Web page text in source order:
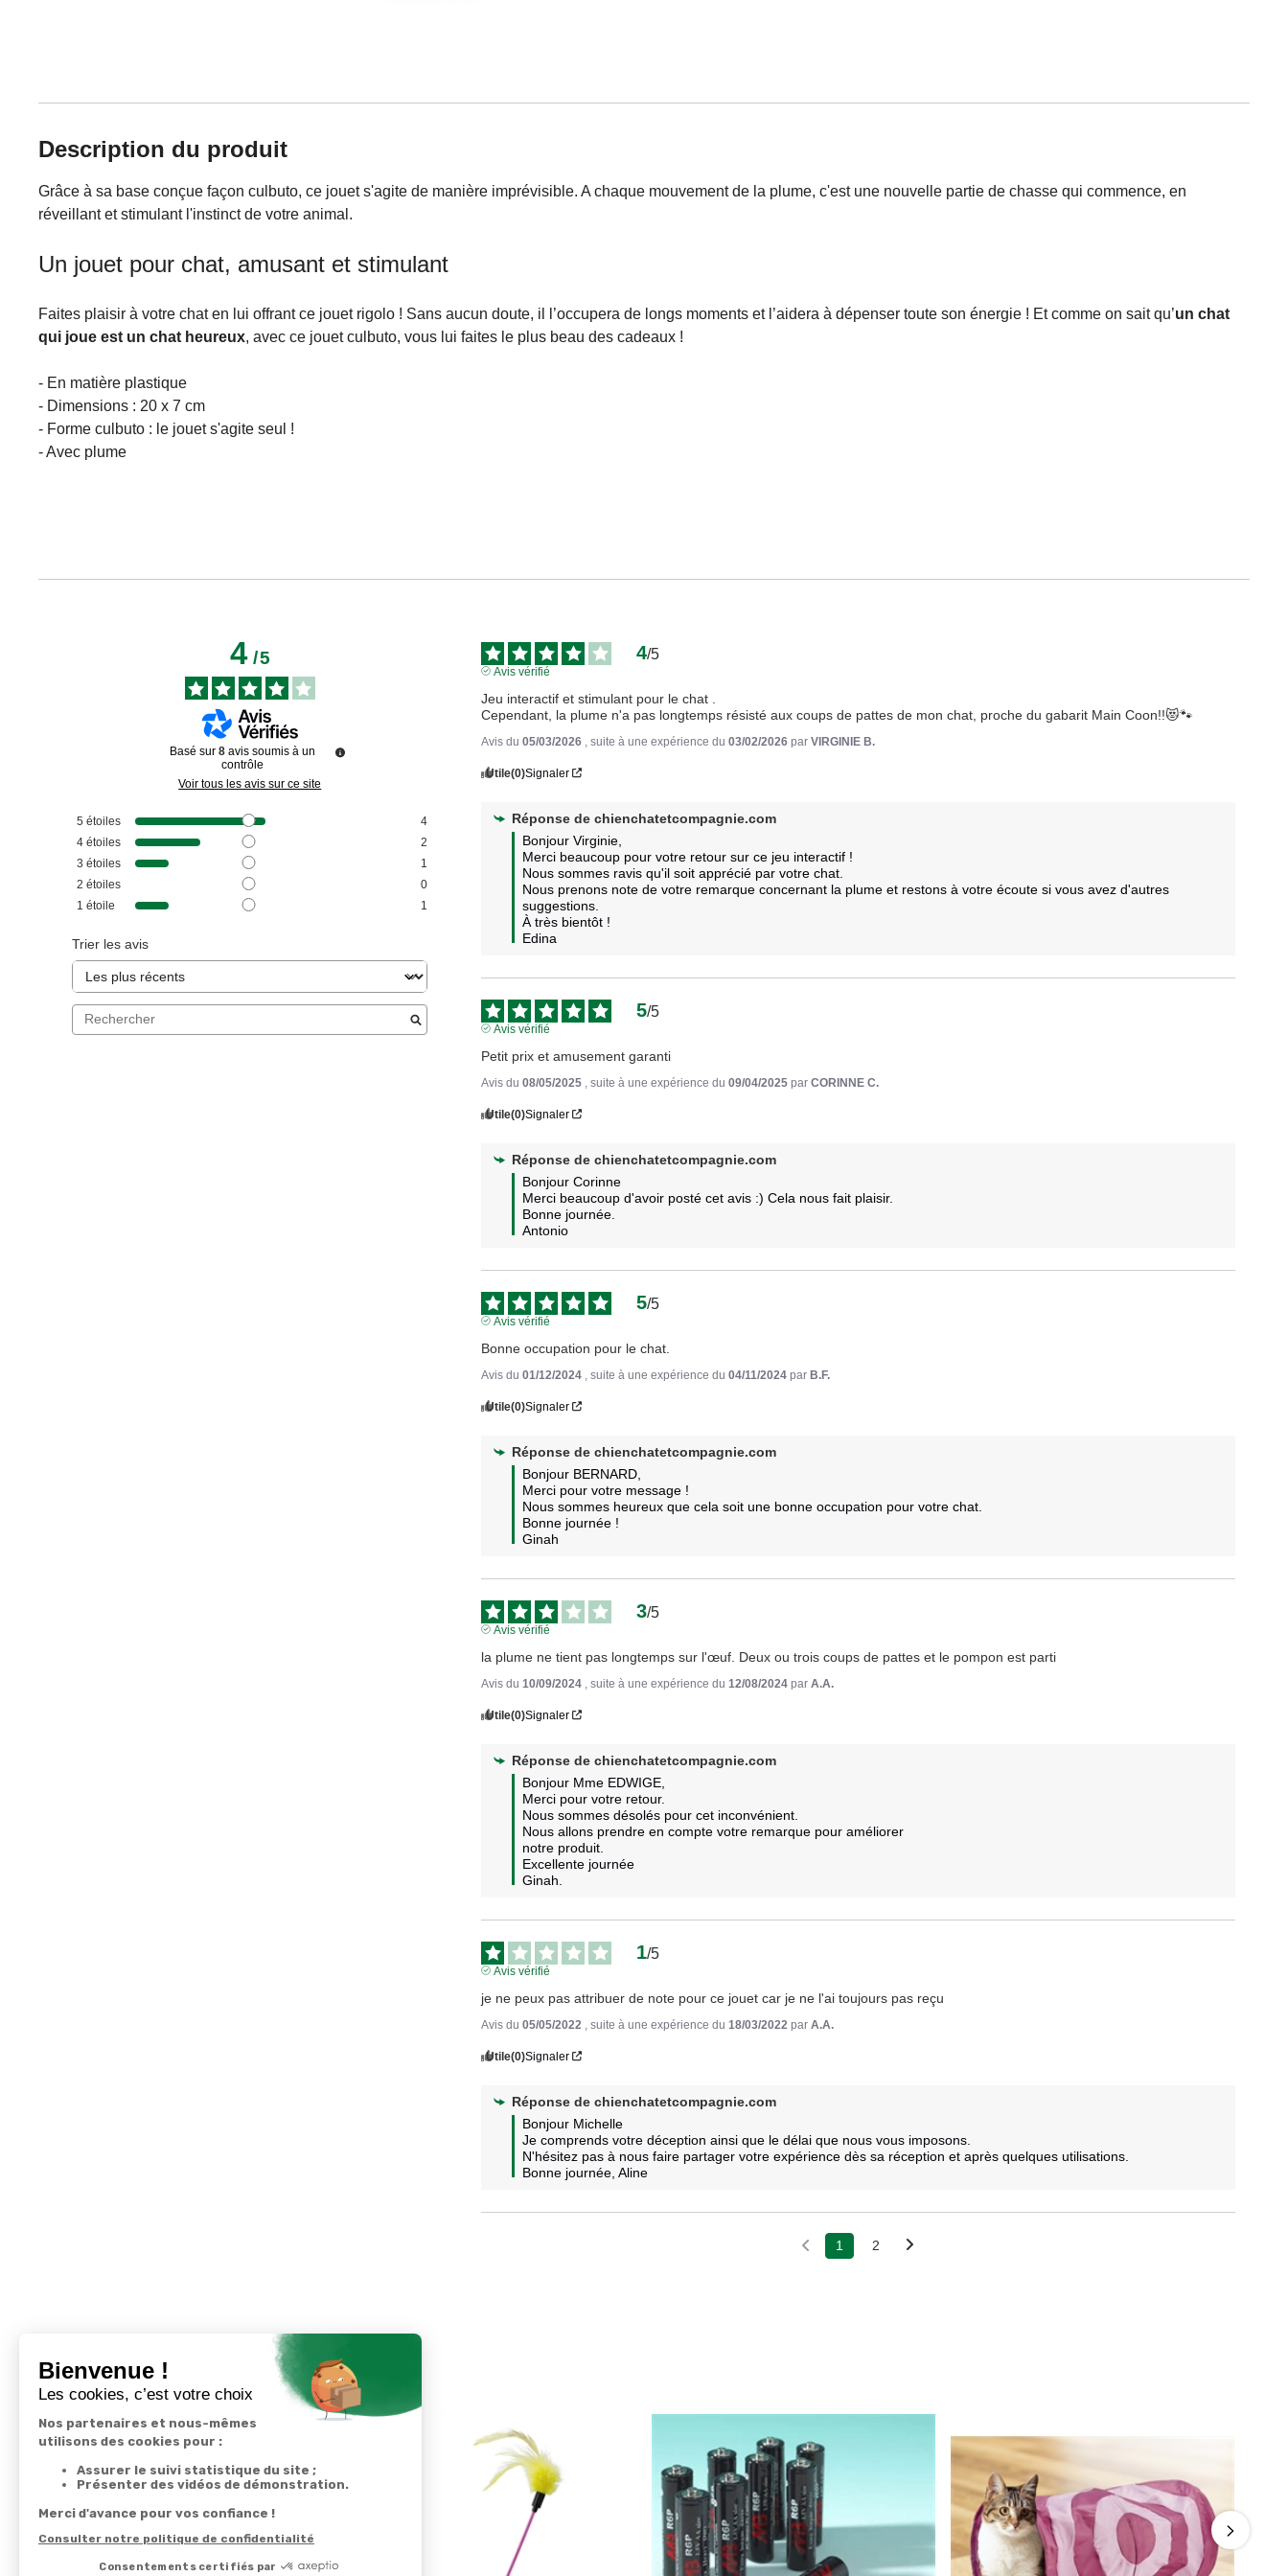
Description du produit
Grâce à sa base conçue façon culbuto, ce jouet s'agite de manière imprévisible. A chaque mouvement de la plume, c'est une nouvelle partie de chasse qui commence, en
réveillant et stimulant l'instinct de votre animal.
Un jouet pour chat, amusant et stimulant
Faites plaisir à votre chat en lui offrant ce jouet rigolo ! Sans aucun doute, il l’occupera de longs moments et l’aidera à dépenser toute son énergie ! Et comme on sait qu’un chat
qui joue est un chat heureux, avec ce jouet culbuto, vous lui faites le plus beau des cadeaux !
- En matière plastique
- Dimensions : 20 x 7 cm
- Forme culbuto : le jouet s'agite seul !
- Avec plume
4/5
Basé sur 8 avis soumis à un
contrôle
Voir tous les avis sur ce site
5 étoiles
4
4 étoiles
2
3 étoiles
1
2 étoiles
0
1 étoile 1
Trier les avis
4/5
Avis vérifié
Jeu interactif et stimulant pour le chat .
Cependant, la plume n'a pas longtemps résisté aux coups de pattes de mon chat, proche du gabarit Main Coon!!😻🐾
Avis du05/03/2026 , suite à une expérience du03/02/2026 parVIRGINIE B.
Utile(0)Signaler
Réponse dechienchatetcompagnie.com
Bonjour Virginie,
Merci beaucoup pour votre retour sur ce jeu interactif !
Nous sommes ravis qu'il soit apprécié par votre chat.
Nous prenons note de votre remarque concernant la plume et restons à votre écoute si vous avez d'autres
suggestions.
À très bientôt !
Edina
5/5
Avis vérifié
Petit prix et amusement garanti
Avis du08/05/2025 , suite à une expérience du09/04/2025 parCORINNE C.
Utile(0)Signaler
Réponse dechienchatetcompagnie.com
Bonjour Corinne
Merci beaucoup d'avoir posté cet avis :) Cela nous fait plaisir.
Bonne journée.
Antonio
5/5
Avis vérifié
Bonne occupation pour le chat.
Avis du01/12/2024 , suite à une expérience du04/11/2024 parB.F.
Utile(0)Signaler
Réponse dechienchatetcompagnie.com
Bonjour BERNARD,
Merci pour votre message !
Nous sommes heureux que cela soit une bonne occupation pour votre chat.
Bonne journée !
Ginah
3/5
Avis vérifié
la plume ne tient pas longtemps sur l'œuf. Deux ou trois coups de pattes et le pompon est parti
Avis du 10/09/2024 , suite à une expérience du 12/08/2024 parA.A.
Utile(0)Signaler
Réponse dechienchatetcompagnie.com
Bonjour Mme EDWIGE,
Merci pour votre retour.
Nous sommes désolés pour cet inconvénient.
Nous allons prendre en compte votre remarque pour améliorer
notre produit.
Excellente journée
Ginah.
1/5
Avis vérifié
je ne peux pas attribuer de note pour ce jouet car je ne l'ai toujours pas reçu
Avis du05/05/2022 , suite à une expérience du 18/03/2022 parA.A.
Utile(0)Signaler
Réponse dechienchatetcompagnie.com
Bonjour Michelle
Je comprends votre déception ainsi que le délai que nous vous imposons.
N'hésitez pas à nous faire partager votre expérience dès sa réception et après quelques utilisations.
Bonne journée, Aline
1 2
Nous vous recommandons